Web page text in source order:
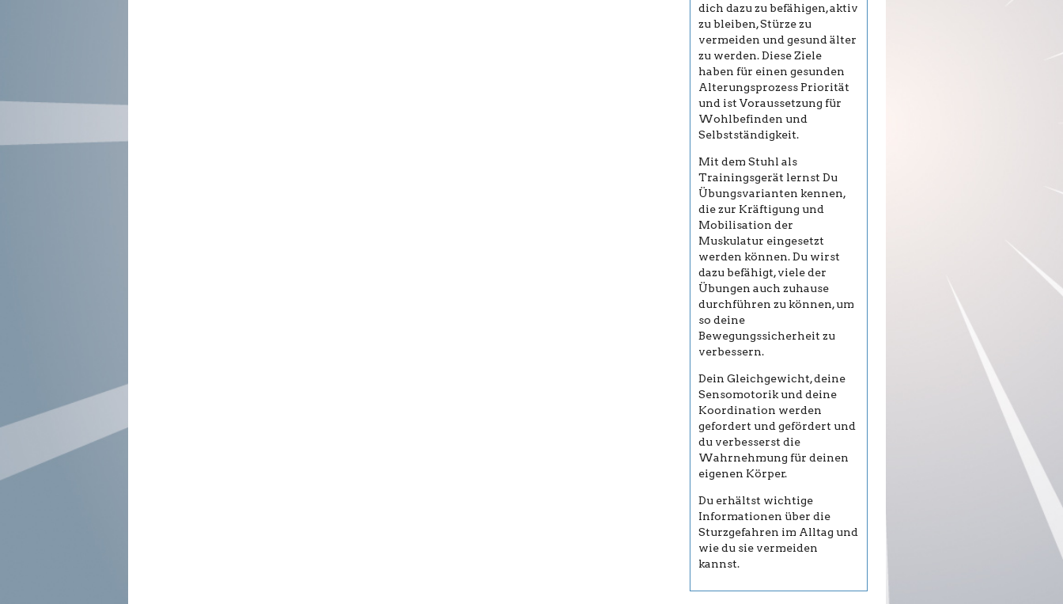
dich dazu zu befähigen, aktiv
zu bleiben, Stürze zu
vermeiden und gesund älter
zu werden. Diese Ziele
haben für einen gesunden
Alterungsprozess Priorität
und ist Voraussetzung für
Wohlbefinden und
Selbstständigkeit.
Mit dem Stuhl als
Trainingsgerät lernst Du
Übungsvarianten kennen,
die zur Kräftigung und
Mobilisation der
Muskulatur eingesetzt
werden können. Du wirst
dazu befähigt, viele der
Übungen auch zuhause
durchführen zu können, um
so deine
Bewegungssicherheit zu
verbessern.
Dein Gleichgewicht, deine
Sensomotorik und deine
Koordination werden
gefordert und gefördert und
du verbesserst die
Wahrnehmung für deinen
eigenen Körper.
Du erhältst wichtige
Informationen über die
Sturzgefahren im Alltag und
wie du sie vermeiden
kannst.